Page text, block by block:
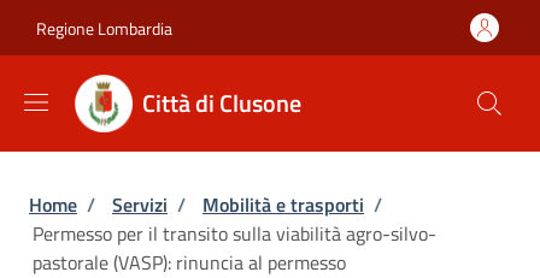
Regione Lombardia
Città di Clusone
Briciole di pane
Home / Servizi / Mobilità e trasporti /
Permesso per il transito sulla viabilità agro-silvo-
pastorale (VASP): rinuncia al permesso